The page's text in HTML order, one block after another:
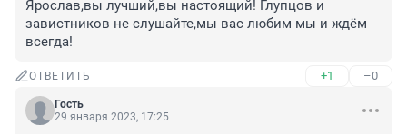
Ярослав,вы лучший,вы настоящий! Глупцов и
завистников не слушайте,мы вас любим мы и ждём
всегда!
ОТВЕТИТЬ +1 –0
Гость
29 января 2023, 17:25